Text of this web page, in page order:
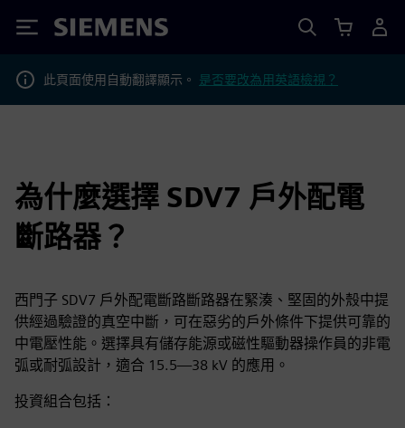
Siemens
此頁面使用自動翻譯顯示。 是否要改為用英語檢視？
為什麼選擇 SDV7 戶外配電
斷路器？
西門子 SDV7 戶外配電斷路斷路器在緊湊、堅固的外殼中提
供經過驗證的真空中斷，可在惡劣的戶外條件下提供可靠的
中電壓性能。選擇具有儲存能源或磁性驅動器操作員的非電
弧或耐弧設計，適合 15.5—38 kV 的應用。
投資組合包括：